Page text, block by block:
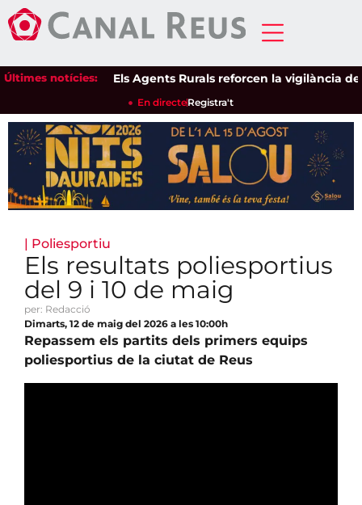
Últimes notícies:Els Agents Rurals reforcen la vigilància dels
En directeRegistra't
| Poliesportiu
Els resultats poliesportius
del 9 i 10 de maig
per: Redacció
Dimarts, 12 de maig del 2026 a les 10:00h
Repassem els partits dels primers equips
poliesportius de la ciutat de Reus